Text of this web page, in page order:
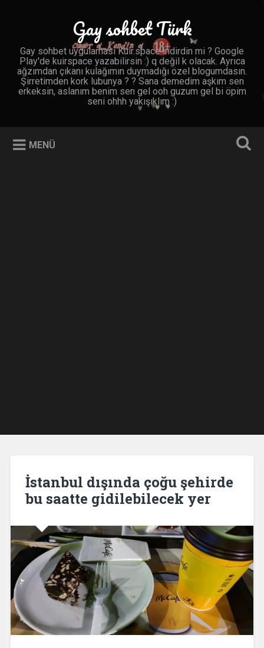
Gay sohbet Türk
Gay sohbet uygulaması Kuir.space indirdin mi ? Google
Play'de kuirspace yazabilirsin :) q değil k olacak. Ayrıca
ağzımdan çıkanı kulağımın duymadığı özel blogumdasın.
Şirretimden kork lubunya ? ? Sana demedim aşkım sen
erkeksin, aslanım benim sen gel ooh guzum gel bi öpim
seni ohhh yakışıklım :)
MENÜ
İstanbul dışında çoğu şehirde
bu saatte gidilebilecek yer